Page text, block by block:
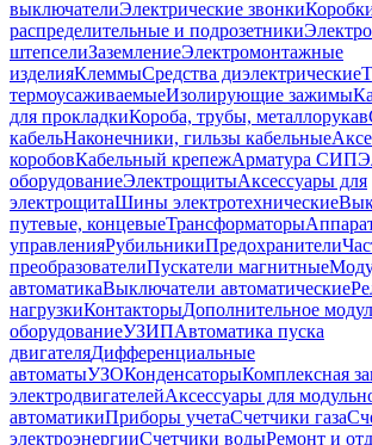
выключателиЭлектрические звонки
распределительные и подрозетники
штепселиЗаземлениеЭлектромонтажные
изделияКлеммыСредства диэлектрические
термоусаживаемыеИзолирующие зажимы
для прокладкиКороба, трубы, металлорукав
кабельНаконечники, гильзы кабельные
коробовКабельный крепежАрматура СИП
оборудованиеЭлектрощитыАксессуары для
электрощитаШины электротехнические
путевые, концевыеТрансформаторы
управленияРубильникиПредохранители
преобразователиПускатели магнитные
автоматикаВыключатели автоматические
нагрузкиКонтакторыДополнительное
оборудованиеУЗИПАвтоматика пуска
двигателяДифференциальные
автоматыУЗОКонденсаторыКомплексная
электродвигателейАксессуары для
автоматикиПриборы учетаСчетчики газа
электроэнергииСчетчики водыРемонт и